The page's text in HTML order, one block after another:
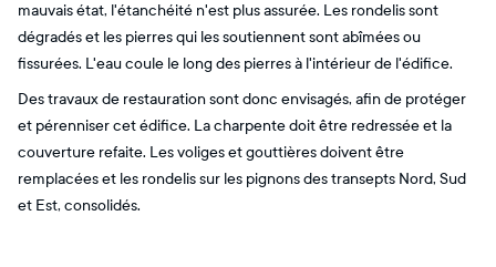
mauvais état, l'étanchéité n'est plus assurée. Les rondelis sont
dégradés et les pierres qui les soutiennent sont abîmées ou
fissurées. L'eau coule le long des pierres à l'intérieur de l'édifice.
Des travaux de restauration sont donc envisagés, afin de protéger
et pérenniser cet édifice. La charpente doit être redressée et la
couverture refaite. Les voliges et gouttières doivent être
remplacées et les rondelis sur les pignons des transepts Nord, Sud
et Est, consolidés.